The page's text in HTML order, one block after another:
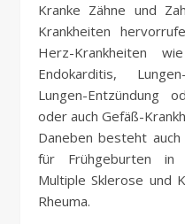
Kranke Zähne und
Krankheiten
Herz-Krankheiten
Endokarditis,
Lungen-Entzündung
oder auch Gefäß-
Daneben besteht
für Frühgeburten in
Multiple Sklerose und
Rheuma.